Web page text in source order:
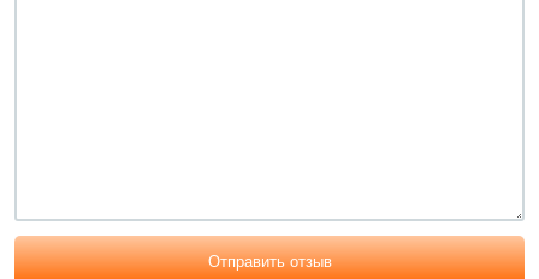
Отправить отзыв